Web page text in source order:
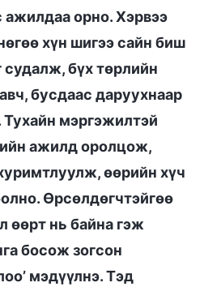
ажилдаа орно. Хэрвээ
хүн шигээ сайн биш
бүх төрлийн
бусдаас даруухнаар
Тухайн мэргэжилтэй
ажилд оролцож,
өөрийн хүч
Өрсөлдөгчтэйгөө
өөрт нь байна гэж
босож зогсон
мэдүүлнэ. Тэд